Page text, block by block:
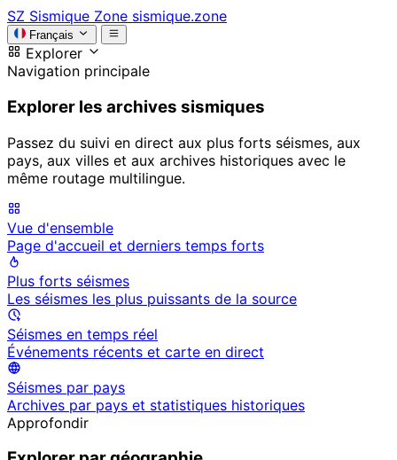
SZ Sismique Zone sismique.zone
Français
Explorer
Navigation principale
Explorer les archives sismiques
Passez du suivi en direct aux plus forts séismes, aux
pays, aux villes et aux archives historiques avec le
même routage multilingue.
Vue d'ensemble
Page d'accueil et derniers temps forts
Plus forts séismes
Les séismes les plus puissants de la source
Séismes en temps réel
Événements récents et carte en direct
Séismes par pays
Archives par pays et statistiques historiques
Approfondir